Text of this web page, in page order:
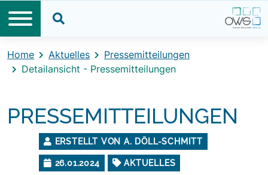
Home Aktuelles
Pressemitteilungen
Detailansicht - Pressemitteilungen
PRESSEMITTEILUNGEN
ERSTELLT VON A. DÖLL-SCHMITT
26.01.2024 AKTUELLES